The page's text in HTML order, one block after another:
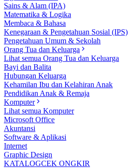
Sains & Alam (IPA)
Matematika & Logika
Membaca & Bahasa
Kenegaraan & Pengetahuan Sosial (IPS)
Pengetahuan Umum & Sekolah
Orang Tua dan Keluarga
Lihat semua Orang Tua dan Keluarga
Bayi dan Balita
Hubungan Keluarga
Kehamilan Ibu dan Kelahiran Anak
Pendidikan Anak & Remaja
Komputer
Lihat semua Komputer
Microsoft Office
Akuntansi
Software & Aplikasi
Internet
Graphic Design
KATALOGCEK ONGKIR